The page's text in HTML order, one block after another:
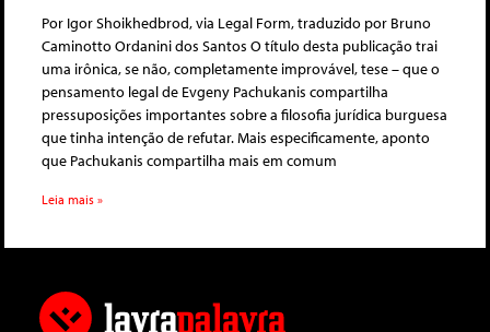
Por Igor Shoikhedbrod, via Legal Form, traduzido por Bruno
Caminotto Ordanini dos Santos O título desta publicação trai
uma irônica, se não, completamente improvável, tese – que o
pensamento legal de Evgeny Pachukanis compartilha
pressuposições importantes sobre a filosofia jurídica burguesa
que tinha intenção de refutar. Mais especificamente, aponto
que Pachukanis compartilha mais em comum
Leia mais »